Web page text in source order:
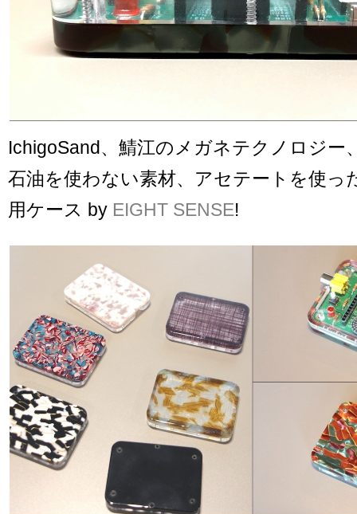
IchigoSand、鯖江のメガネテクノロジー
石油を使わない素材、アセテートを使っ
用ケース by EIGHT SENSE!